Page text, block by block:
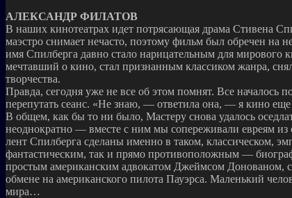
АЛЕКСАНДР ФИЛАТОВ
В наших кинотеатрах идет потрясающая драма Стивена
маэстро снимает нечасто, поэтому фильм был обречен на
имя Спилберга давно стало нарицательным для
мечтавший о кино, стал признанным классиком жанра,
творчества.
Правда, сегодня уже не все об этом помнят. Все
перепутать сеанс. «Не знаю, — ответила она, — я кино
В общем, как бы то ни было, Мастеру снова удалось
неоднократно — вместе с ним мы сопереживали евреям
лент Спилберга сделаны именно в таком,
фантастическим, так и прямо противоположным —
простым американским адвокатом Джеймсом Донованом,
обмене на американского пилота Пауэрса. Маленький
мира…